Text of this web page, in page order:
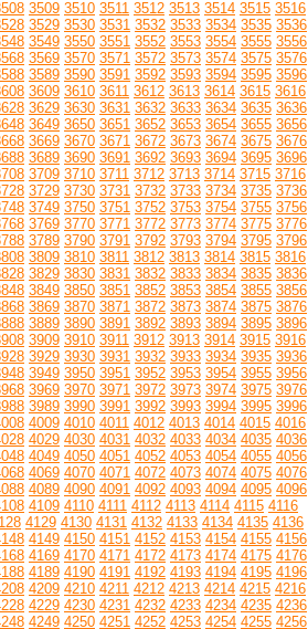
3509 3510 3511 3512 3513 3514 3515 3516
3529 3530 3531 3532 3533 3534 3535 3536
3549 3550 3551 3552 3553 3554 3555 3556
3569 3570 3571 3572 3573 3574 3575 3576
3589 3590 3591 3592 3593 3594 3595 3596
3609 3610 3611 3612 3613 3614 3615 3616
3629 3630 3631 3632 3633 3634 3635 3636
3649 3650 3651 3652 3653 3654 3655 3656
3669 3670 3671 3672 3673 3674 3675 3676
3689 3690 3691 3692 3693 3694 3695 3696
3709 3710 3711 3712 3713 3714 3715 3716
3729 3730 3731 3732 3733 3734 3735 3736
3749 3750 3751 3752 3753 3754 3755 3756
3769 3770 3771 3772 3773 3774 3775 3776
3789 3790 3791 3792 3793 3794 3795 3796
3809 3810 3811 3812 3813 3814 3815 3816
3829 3830 3831 3832 3833 3834 3835 3836
3849 3850 3851 3852 3853 3854 3855 3856
3869 3870 3871 3872 3873 3874 3875 3876
3889 3890 3891 3892 3893 3894 3895 3896
3909 3910 3911 3912 3913 3914 3915 3916
3929 3930 3931 3932 3933 3934 3935 3936
3949 3950 3951 3952 3953 3954 3955 3956
3969 3970 3971 3972 3973 3974 3975 3976
3989 3990 3991 3992 3993 3994 3995 3996
4009 4010 4011 4012 4013 4014 4015 4016
4029 4030 4031 4032 4033 4034 4035 4036
4049 4050 4051 4052 4053 4054 4055 4056
4069 4070 4071 4072 4073 4074 4075 4076
4089 4090 4091 4092 4093 4094 4095 4096
4109 4110 4111 4112 4113 4114 4115 4116
4129 4130 4131 4132 4133 4134 4135 4136
4149 4150 4151 4152 4153 4154 4155 4156
4169 4170 4171 4172 4173 4174 4175 4176
4189 4190 4191 4192 4193 4194 4195 4196
4209 4210 4211 4212 4213 4214 4215 4216
4229 4230 4231 4232 4233 4234 4235 4236
4249 4250 4251 4252 4253 4254 4255 4256